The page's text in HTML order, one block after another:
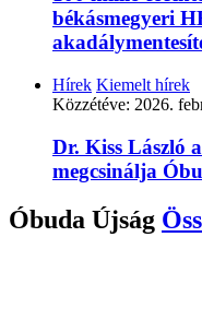
békásmegyeri
Hírek Kiemelt hírek
Közzétéve: 2026.
Dr. Kiss László
megcsinálja
Óbuda Újság